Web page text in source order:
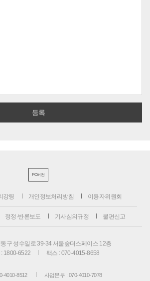
PC버전
강령 개인정보처리방침 이용자위원회
정정·반론보도 기사심의규정 불편신고
구 성수일로 39-34 서울숲더스페이스 12층
1800-6522
팩스 : 070-4015-8658
4010-8512 사업본부 : 070-4010-7078